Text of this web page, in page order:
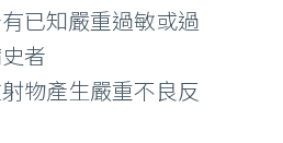
已知嚴重過敏或過
者
物產生嚴重不良反